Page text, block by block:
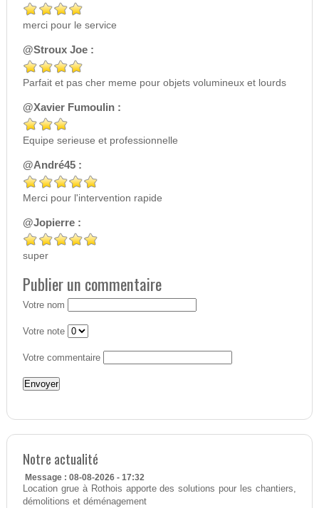
merci pour le service
@Stroux Joe :
Parfait et pas cher meme pour objets volumineux et lourds
@Xavier Fumoulin :
Equipe serieuse et professionnelle
@André45 :
Merci pour l'intervention rapide
@Jopierre :
super
Publier un commentaire
Votre nom
Votre note
Votre commentaire
Notre actualité
Message : 08-08-2026 - 17:32
Location grue à Rothois apporte des solutions pour les chantiers,
démolitions et déménagement